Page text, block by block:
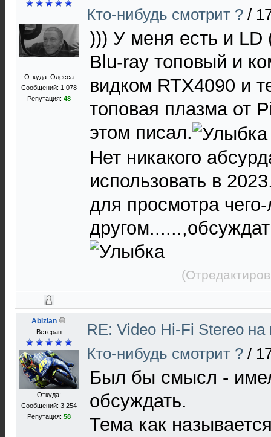
Откуда: Одесса
Сообщений: 1 078
Репутация: 48
Кто-нибудь смотрит ? /
))) У меня есть и LD
Blu-ray топовый и
видком RTX4090 и
топовая плазма от
этом писал.
Нет никакого
использовать в
для просмотра
Abizian
Ветеран
Откуда:
Сообщений: 3 254
Репутация: 58
RE: Video Hi-Fi Stereo
Кто-нибудь смотрит ? /
Был бы смысл -
обсуждать.
Тема как